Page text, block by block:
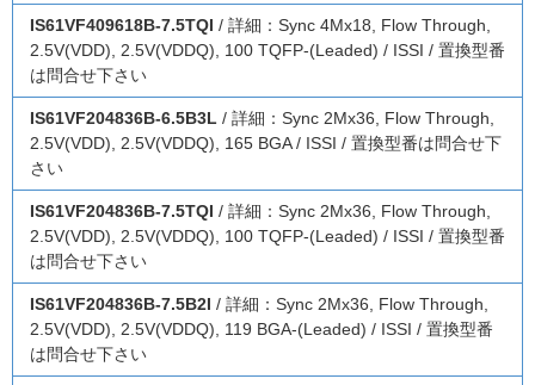
IS61VF409618B-7.5TQI / 詳細：Sync 4Mx18, Flow Through,
2.5V(VDD), 2.5V(VDDQ), 100 TQFP-(Leaded) / ISSI / 置換型番
は問合せ下さい
IS61VF204836B-6.5B3L / 詳細：Sync 2Mx36, Flow Through,
2.5V(VDD), 2.5V(VDDQ), 165 BGA / ISSI / 置換型番は問合せ下
さい
IS61VF204836B-7.5TQI / 詳細：Sync 2Mx36, Flow Through,
2.5V(VDD), 2.5V(VDDQ), 100 TQFP-(Leaded) / ISSI / 置換型番
は問合せ下さい
IS61VF204836B-7.5B2I / 詳細：Sync 2Mx36, Flow Through,
2.5V(VDD), 2.5V(VDDQ), 119 BGA-(Leaded) / ISSI / 置換型番
は問合せ下さい